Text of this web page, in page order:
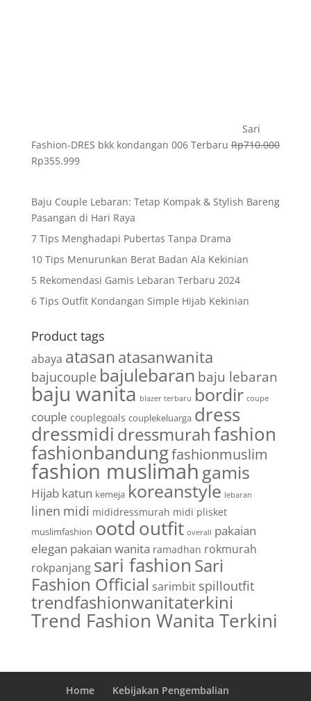
Sari
Fashion-DRES bkk kondangan 006 Terbaru Rp710.000
Rp355.999
Baju Couple Lebaran: Tetap Kompak & Stylish Bareng
Pasangan di Hari Raya
7 Tips Menghadapi Pubertas Tanpa Drama
10 Tips Menurunkan Berat Badan Ala Kekinian
5 Rekomendasi Gamis Lebaran Terbaru 2024
6 Tips Outfit Kondangan Simple Hijab Kekinian
Product tags
abaya atasan atasanwanita
bajucouple bajulebaran baju lebaran
baju wanita blazer terbaru bordir coupe
couple couplegoals couplekeluarga dress
dressmidi dressmurahfashion
fashionbandungfashionmuslim
fashion muslimah gamis
Hijab katun kemeja koreanstyle lebaran
linen midi mididressmurah midi plisket
muslimfashion ootd outfit overall pakaian
elegan pakaian wanita ramadhan rokmurah
rokpanjang sari fashion Sari
Fashion Official sarimbit spilloutfit
trendfashionwanitaterkini
Trend Fashion Wanita Terkini
Home
Kebijakan Pengembalian